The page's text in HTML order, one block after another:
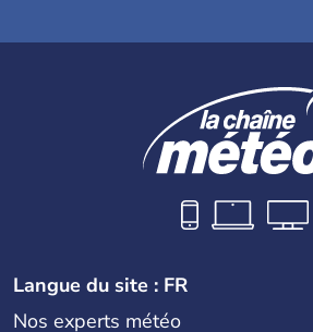
Langue du site : FR
Nos experts météo